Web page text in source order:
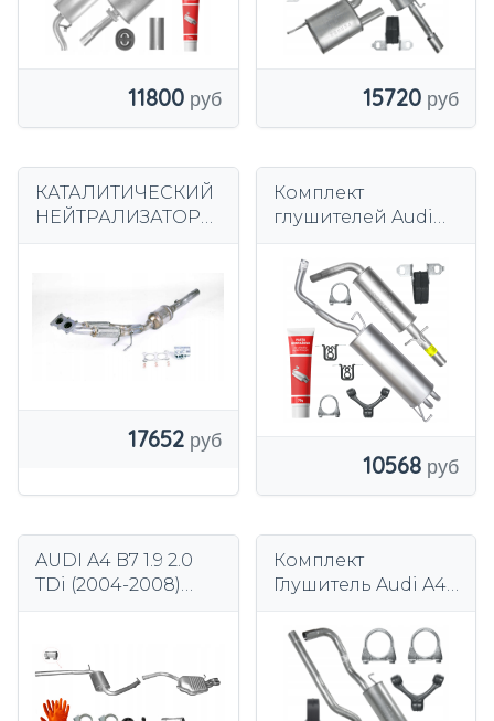
11800 15720
КАТАЛИТИЧЕСКИЙ
НЕЙТРАЛИЗАТОР
17652
Комплект
глушителей Audi
2003 хэтчбек
10568
AUDI A4 B7 1.9 2.0
TDi (2004-2008)
средний конец
Комплект
Глушитель Audi A4
Универсал Avant